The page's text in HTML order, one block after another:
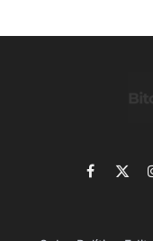
Facebook
X